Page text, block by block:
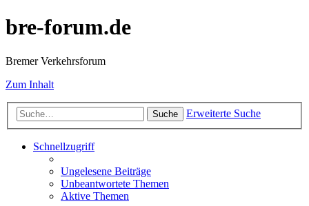
bre-forum.de
Bremer Verkehrsforum
Zum Inhalt
Suche Erweiterte Suche
Schnellzugriff
Ungelesene Beiträge
Unbeantwortete Themen
Aktive Themen